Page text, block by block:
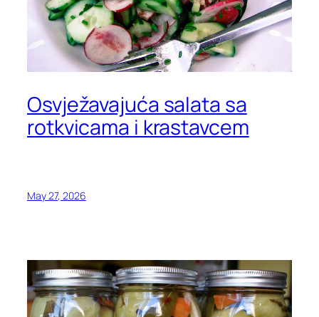
Osvježavajuća salata sa
rotkvicama i krastavcem
May 27, 2026